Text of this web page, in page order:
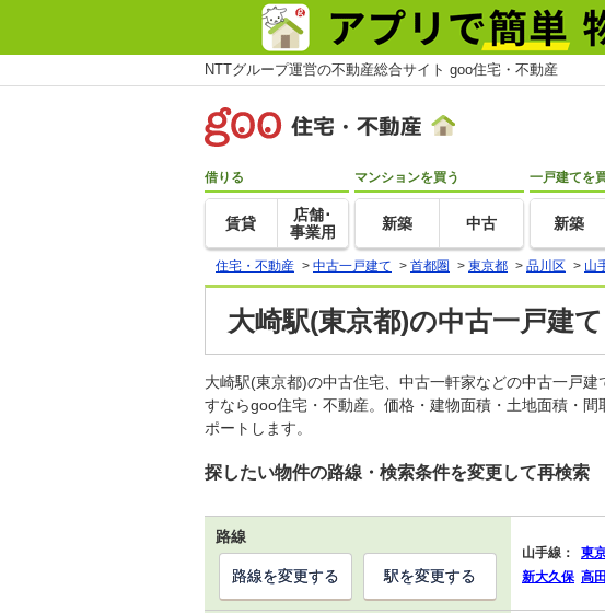
NTTグループ運営の不動産総合サイト goo住宅・不動産
借りる
賃貸
店舗･
事業用
マンションを買う
新築 中古
一戸建てを
新築
住宅・不動産 > 中古一戸建て > 首都圏 > 東京都 > 品川区 > 山
大崎駅(東京都)の中古一戸建
大崎駅(東京都)の中古住宅、中古一軒家などの中古一戸
すならgoo住宅・不動産。価格・建物面積・土地面積・
ポートします。
探したい物件の路線・検索条件を変更して再検索
路線
山手線： 東
新大久保 高
路線を変更する 駅を変更する